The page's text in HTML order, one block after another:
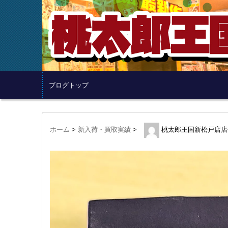
ブログトップ
ホーム > 新入荷・買取実績 > 桃太郎王国新松戸店